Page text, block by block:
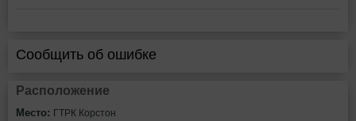
Сообщить об ошибке
Расположение
Место: ГТРК Корстон